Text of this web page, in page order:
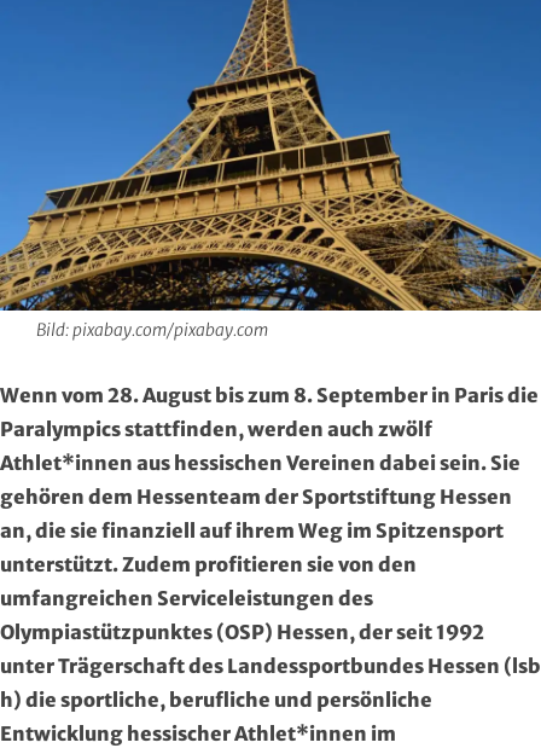
Bild: pixabay.com/pixabay.com
Wenn vom 28. August bis zum 8. September in Paris die
Paralympics stattfinden, werden auch zwölf
Athlet*innen aus hessischen Vereinen dabei sein. Sie
gehören dem Hessenteam der Sportstiftung Hessen
an, die sie finanziell auf ihrem Weg im Spitzensport
unterstützt. Zudem profitieren sie von den
umfangreichen Serviceleistungen des
Olympiastützpunktes (OSP) Hessen, der seit 1992
unter Trägerschaft des Landessportbundes Hessen (lsb
h) die sportliche, berufliche und persönliche
Entwicklung hessischer Athlet*innen im
Limburg-Weilburg
Main-Kinzig und Stadt Hanau
Main-Taunus
Odenwald
Offenbach
Region Kassel
Rheingau-Taunus
Schwalm-Eder
Vogelsberg
Behinderten- und Rehabilitations-Sport
Billard
Bob- und Schlittensport
Boxen
Cricket
Dart
DAV
Eishockey
Eissport
Fechten
Dt. Olympische Gesellschaft
Kneipp-Bund Hessen
Naturfreunde Hessen
RKB Solidarität
Special Olympics
Sportärzteverband